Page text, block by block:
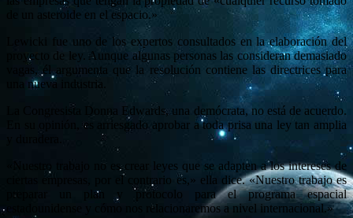
de un asteroide en el espacio.»
Lewicki fue uno de los expertos consultados en la elaboración del
proyecto de ley. Aunque algunas personas las consideran demasiado
vagas, él argumenta que la resolución contiene las directrices para
una nueva industria.
La Congresista Donna Edwards, una demócrata, no está de acuerdo.
En su opinión, es arriesgado aprobar a toda prisa una ley tan amplia
«Nuestro trabajo no es crear leyes que se adapten a los intereses de
ciertas empresas, por el contrario es,» ella dice. «Nuestro trabajo es
preparar un plan y protocolo para el programa espacial
estadounidense y cómo nos relacionaremos a nivel internacional.»